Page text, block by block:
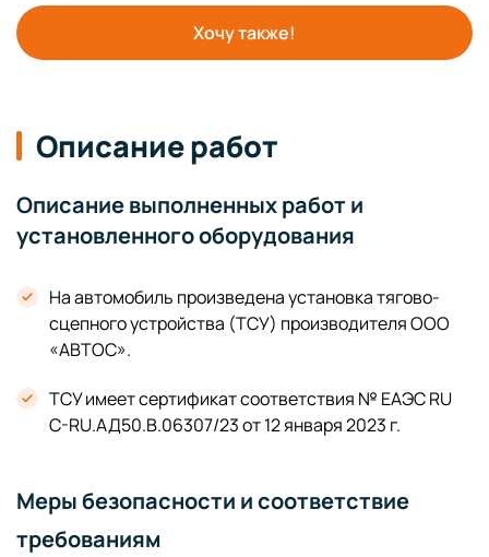
Хочу также!
Описание работ
Описание выполненных работ и
установленного оборудования
На автомобиль произведена установка тягово-
сцепного устройства (ТСУ) производителя ООО
«АВТОС».
ТСУ имеет сертификат соответствия № ЕАЭС RU
C-RU.АД50.В.06307/23 от 12 января 2023 г.
Меры безопасности и соответствие
требованиям